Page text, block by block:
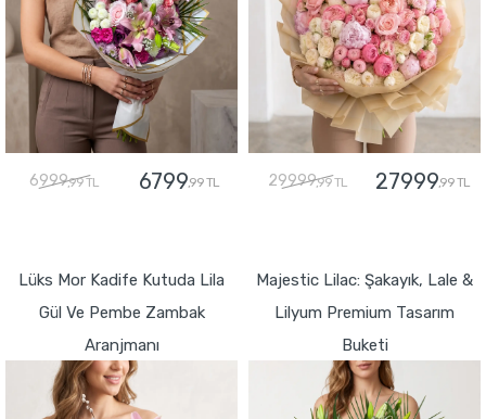
6999,99 TL 6799,99 TL 29999,99 TL 27999,99 TL
Lüks Mor Kadife Kutuda Lila
Gül Ve Pembe Zambak
Aranjmanı
Majestic Lilac: Şakayık, Lale &
Lilyum Premium Tasarım
Buketi